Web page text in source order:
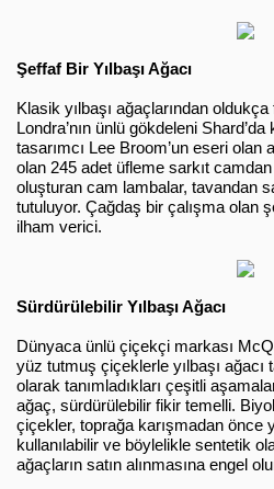
Şeffaf Bir Yılbaşı Ağacı
Klasik yılbaşı ağaçlarından oldukça
Londra’nın ünlü gökdeleni
tasarımcı Lee Broom’un eseri olan
olan 245 adet üfleme sarkıt camdan
oluşturan cam lambalar, tavandan
tutuluyor. Çağdaş bir çalışma olan
ilham verici.
Sürdürülebilir Yılbaşı Ağacı
Dünyaca ünlü çiçekçi markası
yüz tutmuş çiçeklerle yılbaşı
olarak tanımladıkları çeşitli
ağaç, sürdürülebilir fikir temelli.
çiçekler, toprağa karışmadan önce
kullanılabilir ve böylelikle sentetik
ağaçların satın alınmasına engel